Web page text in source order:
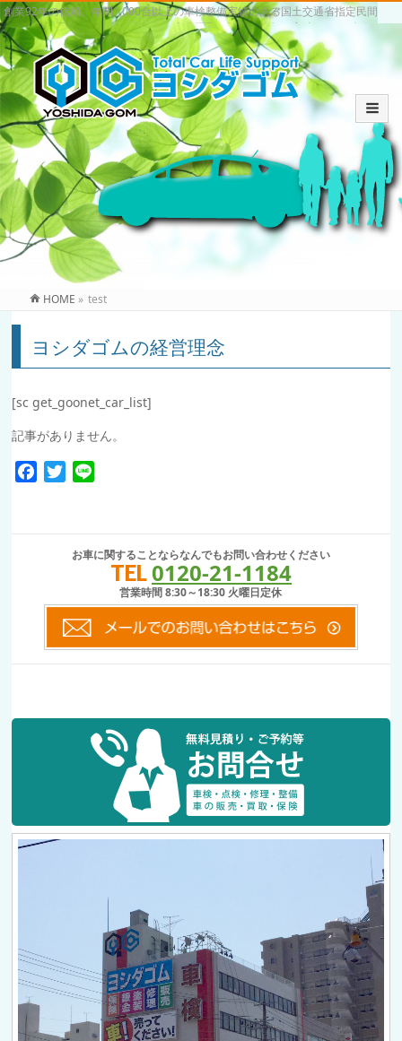
創業92年の信頼、年間1,000台以上の車検整備実績のある国土交通省指定民間
車検場。いわき市の車検・中古車買取・販売は信頼と実績のヨシダゴム
HOME » test
ヨシダゴムの経営理念
[sc get_goonet_car_list]
記事がありません。
Facebook
Twitter
お車に関することならなんでもお問い合わせください
TEL0120-21-1184
営業時間 8:30～18:30 火曜日定休